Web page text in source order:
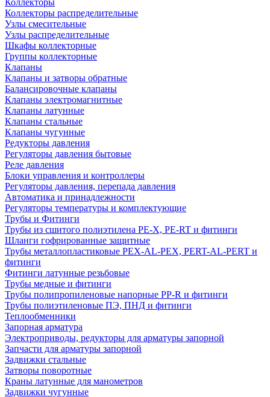
Коллекторы
Коллекторы распределительные
Узлы смесительные
Узлы распределительные
Шкафы коллекторные
Группы коллекторные
Клапаны
Клапаны и затворы обратные
Балансировочные клапаны
Клапаны электромагнитные
Клапаны латунные
Клапаны стальные
Клапаны чугунные
Редукторы давления
Регуляторы давления бытовые
Реле давления
Блоки управления и контроллеры
Регуляторы давления, перепада давления
Автоматика и принадлежности
Регуляторы температуры и комплектующие
Трубы и Фитинги
Трубы из сшитого полиэтилена PE-X, PE-RT и фитинги
Шланги гофрированные защитные
Трубы металлопластиковые PEX-AL-PEX, PERT-AL-PERT и
фитинги
Фитинги латунные резьбовые
Трубы медные и фитинги
Трубы полипропиленовые напорные PP-R и фитинги
Трубы полиэтиленовые ПЭ, ПНД и фитинги
Теплообменники
Запорная арматура
Электроприводы, редукторы для арматуры запорной
Запчасти для арматуры запорной
Задвижки стальные
Затворы поворотные
Краны латунные для манометров
Задвижки чугунные